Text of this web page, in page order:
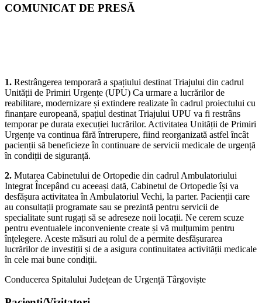
COMUNICAT DE PRESĂ
1. Restrângerea temporară a spațiului destinat Triajului din cadrul
Unității de Primiri Urgențe (UPU) Ca urmare a lucrărilor de
reabilitare, modernizare și extindere realizate în cadrul proiectului cu
finanțare europeană, spațiul destinat Triajului UPU va fi restrâns
temporar pe durata execuției lucrărilor. Activitatea Unității de Primiri
Urgențe va continua fără întrerupere, fiind reorganizată astfel încât
pacienții să beneficieze în continuare de servicii medicale de urgență
în condiții de siguranță.
2. Mutarea Cabinetului de Ortopedie din cadrul Ambulatoriului
Integrat Începând cu aceeași dată, Cabinetul de Ortopedie își va
desfășura activitatea în Ambulatoriul Vechi, la parter. Pacienții care
au consultații programate sau se prezintă pentru servicii de
specialitate sunt rugați să se adreseze noii locații. Ne cerem scuze
pentru eventualele inconveniente create și vă mulțumim pentru
înțelegere. Aceste măsuri au rolul de a permite desfășurarea
lucrărilor de investiții și de a asigura continuitatea activității medicale
în cele mai bune condiții.
Conducerea Spitalului Județean de Urgență Târgoviște